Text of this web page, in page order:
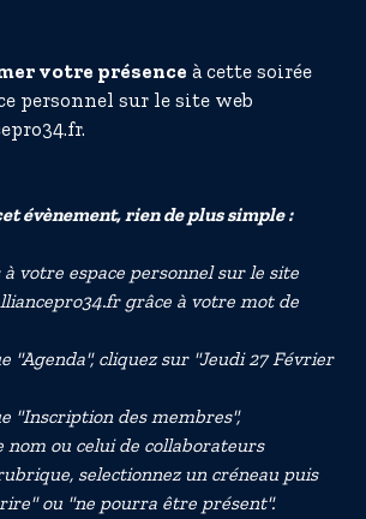
votre présence à cette soirée
personnel sur le site web
évènement, rien de plus simple :
à votre espace personnel sur le site
grâce à votre mot de
"Agenda", cliquez sur "Jeudi 27 Février
"Inscription des membres",
nom ou celui de collaborateurs
selectionnez un créneau puis
ou "ne pourra être présent".